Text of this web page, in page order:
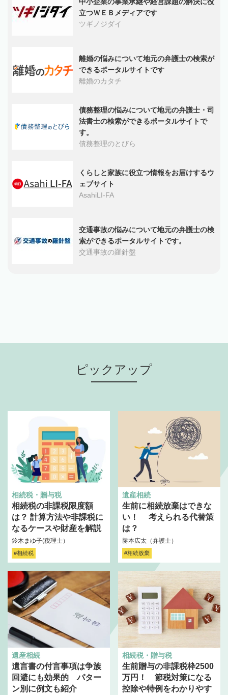
立つＷＥＢメディアです
ツギノジダイ
離婚の悩みについて地元の弁護士の検索が
できるポータルサイトです
離婚のカタチ
債務整理の悩みについて地元の弁護士・司
法書士の検索ができるポータルサイトで
す。
債務整理のとびら
くらしと家族に役立つ情報をお届けするウ
ェブサイト
AsahiLI-FA
交通事故の悩みについて地元の弁護士の検
索ができるポータルサイトです。
交通事故の羅針盤
ピックアップ
相続税・贈与税
相続税の非課税限度額
は？ 計算方法や非課税に
なるケースや財産を解説
鈴木まゆ子(税理士）
#相続税
遺産相続
生前に相続放棄はできな
い！ 考えられる代替策
は？
勝本広太（弁護士）
#相続放棄
遺産相続
遺言書の付言事項は争族
回避にも効果的 パター
ン別に例文も紹介
相続税・贈与税
生前贈与の非課税枠2500
万円！ 節税対策になる
控除や特例をわかりやす